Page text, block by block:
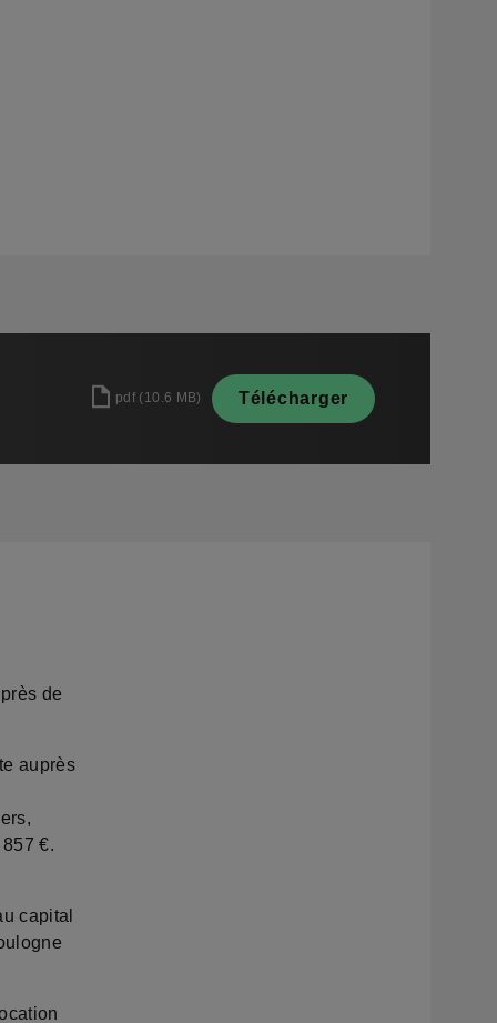
pdf (10.6 MB) Télécharger
de
auprès
€.
capital